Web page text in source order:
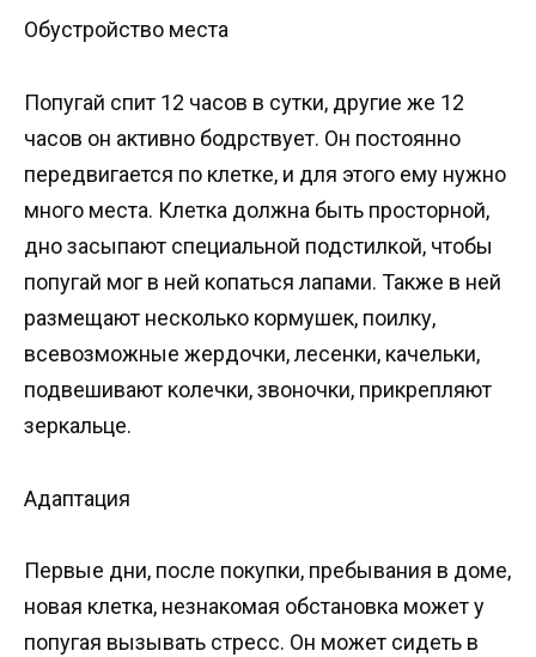
Обустройство места
Попугай спит 12 часов в сутки, другие же 12
часов он активно бодрствует. Он постоянно
передвигается по клетке, и для этого ему нужно
много места. Клетка должна быть просторной,
дно засыпают специальной подстилкой, чтобы
попугай мог в ней копаться лапами. Также в ней
размещают несколько кормушек, поилку,
всевозможные жердочки, лесенки, качельки,
подвешивают колечки, звоночки, прикрепляют
зеркальце.
Адаптация
Первые дни, после покупки, пребывания в доме,
новая клетка, незнакомая обстановка может у
попугая вызывать стресс. Он может сидеть в